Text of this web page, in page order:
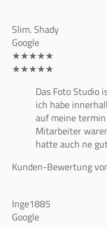
Slim. Shady
Google
★★★★★
★★★★★
Das Foto Studio
ich habe
auf meine
Mitarbeiter
hatte auch ne
Kunden-Bewertung
Inge1885
Google